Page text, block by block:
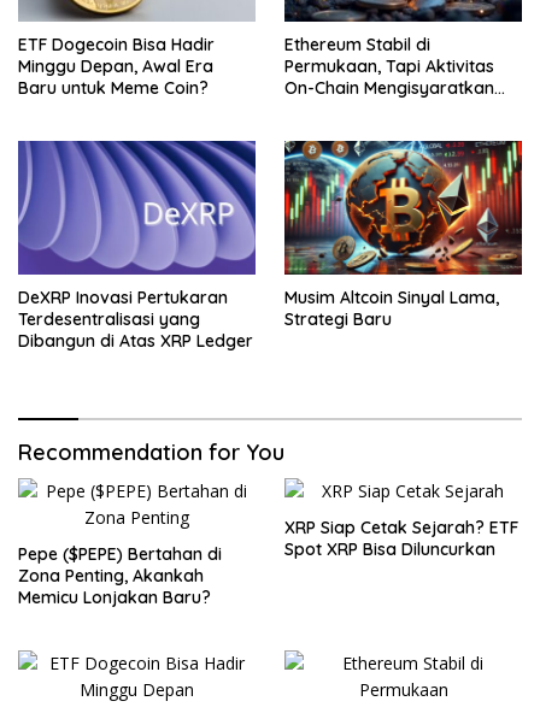
ETF Dogecoin Bisa Hadir
Minggu Depan, Awal Era
Baru untuk Meme Coin?
Ethereum Stabil di
Permukaan, Tapi Aktivitas
On-Chain Mengisyaratkan
DeXRP Inovasi Pertukaran
Terdesentralisasi yang
Dibangun di Atas XRP Ledger
Musim Altcoin Sinyal Lama,
Strategi Baru
Recommendation for You
Pepe ($PEPE) Bertahan di
Zona Penting, Akankah
Memicu Lonjakan Baru?
XRP Siap Cetak Sejarah? ETF
Spot XRP Bisa Diluncurkan